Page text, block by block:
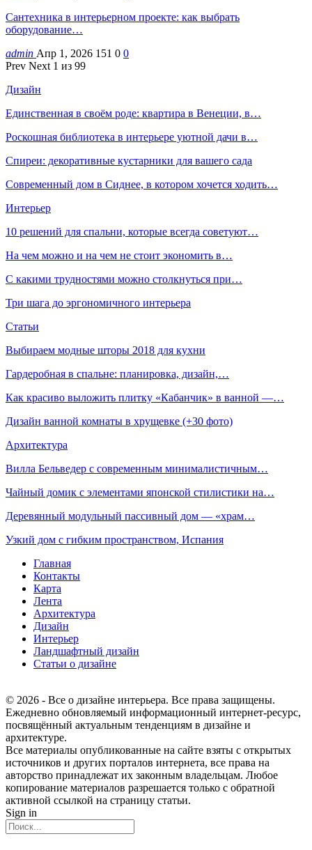
Сантехника в интерьерном проекте: как выбрать
оборудование…
admin Апр 1, 2026 151 0 0
Prev Next 1 из 99
Дизайн
Единственная в своём роде: квартира в Венеции, в…
Роскошная библиотека в интерьере уютной дачи в…
Спиреи: декоративные кустарники для вашего сада
Современный дом в Сиднее, в котором хочется ходить…
Интерьер
10 решений для спальни, которые всегда советуют…
На чем можно и на чем не стоит экономить в…
С какими трудностями можно столкнуться при…
Три шага до эргономичного интерьера
Статьи
Выбираем модные шторы 2018 для кухни
Гардеробная в спальне: планировка, дизайн,…
Как красиво выложить плитку «Кабанчик» в ванной —…
Дизайн ванной комнаты в хрущевке (+30 фото)
Архитектура
Вилла Бельведер с современным минималистичным…
Чайный домик с элементами японской стилистики на…
Деревянный модульный пассивный дом — «храм…
Узкий дом с гибким пространством, Испания
Главная
Контакты
Карта
Лента
Архитектура
Дизайн
Интерьер
Ландшафтный дизайн
Статьи о дизайне
© 2026 - Все о дизайне интерьера. Все права защищены.
Ежедневно обновляемый информационный интернет-ресурс,
посвящённый актуальным тенденциям в дизайне и
архитектуре.
Все материалы опубликованные на сайте взяты с открытых
источников и других порталов интернета, все права на
авторство принадлежат их законным владельцам. Любое
копирование материалов разрешается только с обратной
активной ссылкой на страницу статьи.
Sign in